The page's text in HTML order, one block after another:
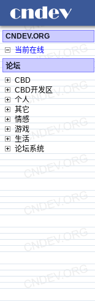
CNDEV.ORG
当前在线
论坛
CBD
CBD开发区
个人
其它
情感
游戏
生活
论坛系统